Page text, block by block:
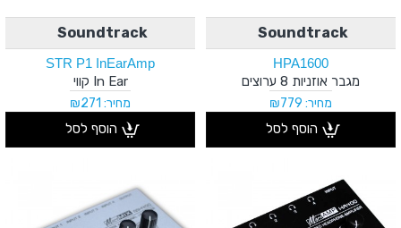
Soundtrack
HPA1600
מגבר אוזניות 8 ערוצים
מחיר: ₪779
הוסף לסל
Soundtrack
STR P1 InEarAmp
In Ear קווי
מחיר: ₪271
הוסף לסל